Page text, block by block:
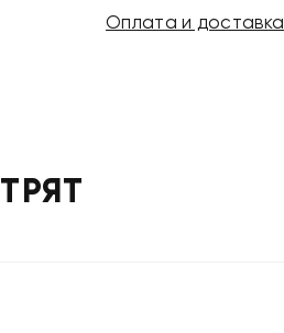
Оплата и доставка